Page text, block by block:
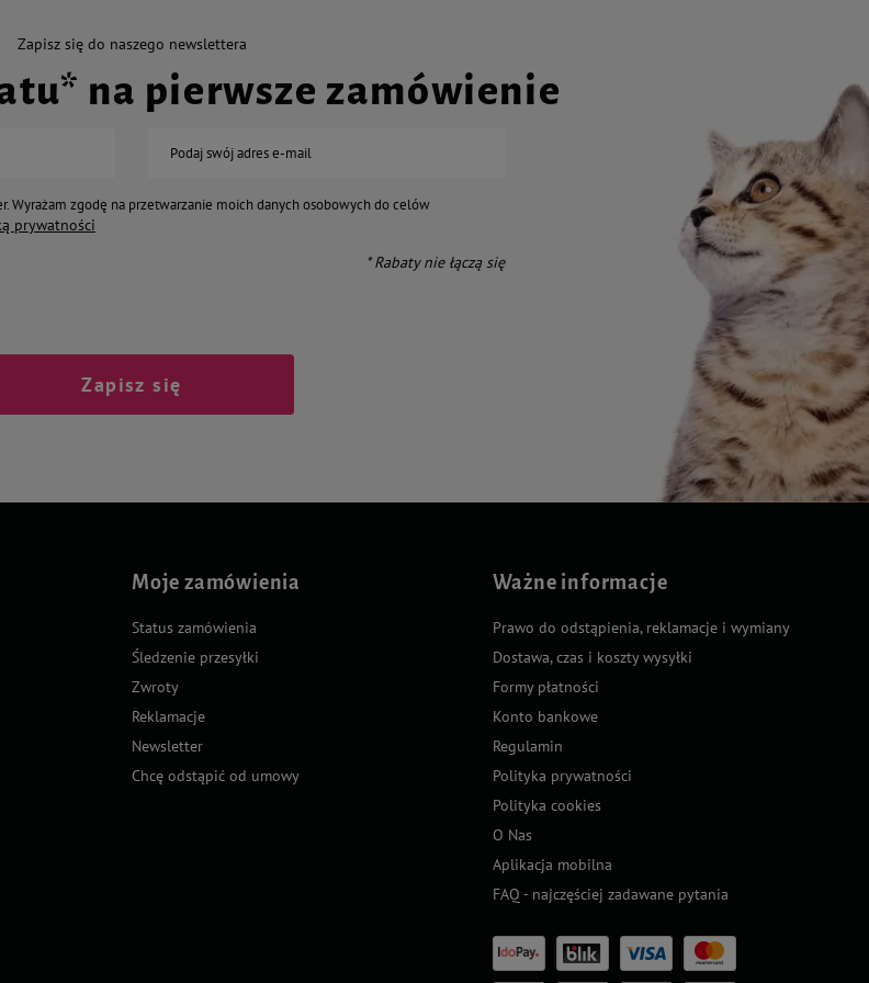
Zapisz się do naszego newslettera
na pierwsze zamówienie
Podaj swój adres e-mail
Wyrażam zgodę na przetwarzanie moich danych osobowych do celów
prywatności
* Rabaty nie łączą się
Zapisz się
Moje zamówienia
Status zamówienia
Śledzenie przesyłki
Zwroty
Reklamacje
Newsletter
Chcę odstąpić od umowy
Ważne informacje
Prawo do odstąpienia, reklamacje i wymiany
Dostawa, czas i koszty wysyłki
Formy płatności
Konto bankowe
Regulamin
Polityka prywatności
Polityka cookies
O Nas
Aplikacja mobilna
FAQ - najczęściej zadawane pytania